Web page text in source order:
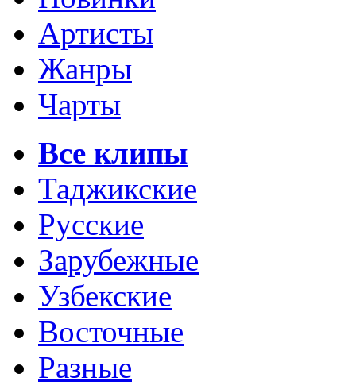
Артисты
Жанры
Чарты
Все клипы
Таджикские
Русские
Зарубежные
Узбекские
Восточные
Разные